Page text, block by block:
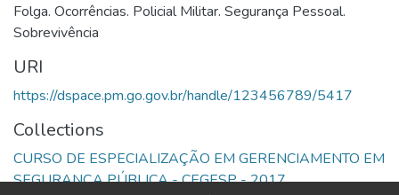
Folga. Ocorrências. Policial Militar. Segurança Pessoal.
Sobrevivência
URI
https://dspace.pm.go.gov.br/handle/123456789/5417
Collections
CURSO DE ESPECIALIZAÇÃO EM GERENCIAMENTO EM
SEGURANÇA PÚBLICA - CEGESP - 2017